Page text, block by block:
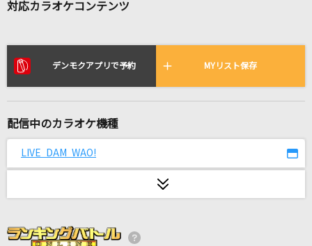
リアルタイムで歌われている曲の一覧
[生音]Super Girl
レベッカ
新宝島(ビデオクリップバージョン)
サカナクション
対応カラオケコンテンツ
デンモクアプリで予約 MYリスト保存
配信中のカラオケ機種
LIVE DAM WAO!